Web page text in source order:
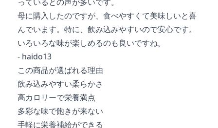
母に購入したのですが、食べやすくて美味しいと喜
んでいます。特に、飲み込みやすいので安心です。
いろいろな味が楽しめるのも良いですね。
- haido13
この商品が選ばれる理由
飲み込みやすい柔らかさ
高カロリーで栄養満点
多彩な味で飽きが来ない
手軽に栄養補給ができる